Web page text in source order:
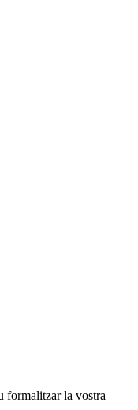
formalitzar la vostra